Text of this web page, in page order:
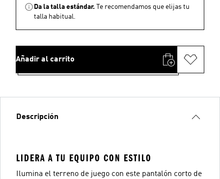
Da la talla estándar.
Te recomendamos que elijas tu
talla habitual.
Añadir al carrito
Descripción
LIDERA A TU EQUIPO CON ESTILO
Ilumina el terreno de juego con este pantalón corto de